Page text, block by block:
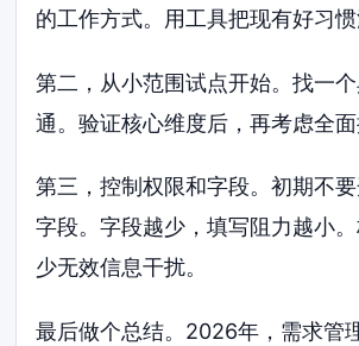
的工作方式。用工具把现有好习惯
第二，从小范围试点开始。找一
通。验证核心维度后，再考虑全面
第三，控制权限和字段。初期不
字段。字段越少，填写阻力越小
少无效信息干扰。
最后做个总结。2026年，需求管